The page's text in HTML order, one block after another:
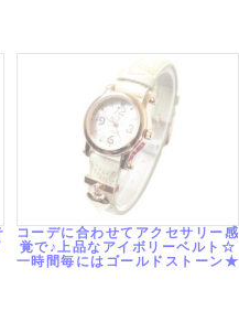
コーデに合わせてアクセサリー感
覚で♪上品なアイボリーベルト☆
一時間毎にはゴールドストーン★